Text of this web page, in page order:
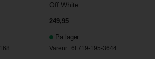
Off White
249,95
På lager
Varenr.: 68719-195-3644